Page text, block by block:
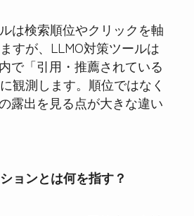
は検索順位やクリックを軸
すが、LLMO対策ツールは
で「引用・推薦されている
観測します。順位ではなく
露出を見る点が大きな違い
ョンとは何を指す？